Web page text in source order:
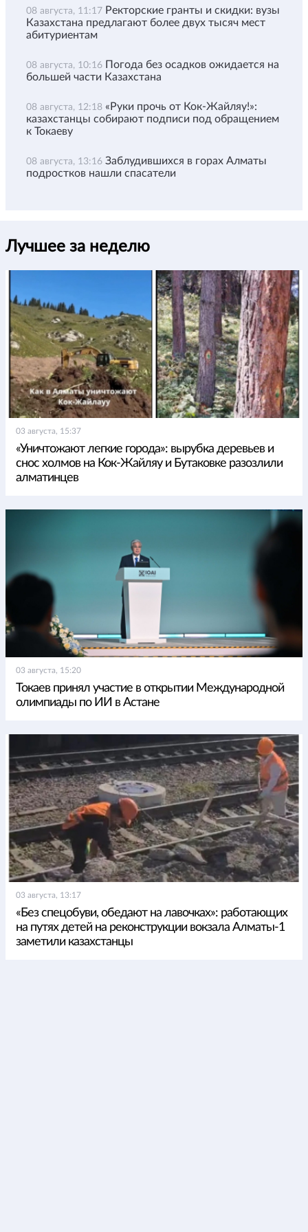
08 августа, 11:17 Ректорские гранты и скидки: вузы
Казахстана предлагают более двух тысяч мест
абитуриентам
08 августа, 10:16 Погода без осадков ожидается на
большей части Казахстана
08 августа, 12:18 «Руки прочь от Кок-Жайляу!»:
казахстанцы собирают подписи под обращением
к Токаеву
08 августа, 13:16 Заблудившихся в горах Алматы
подростков нашли спасатели
Лучшее за неделю
03 августа, 15:37
«Уничтожают легкие города»: вырубка деревьев и
снос холмов на Кок-Жайляу и Бутаковке разозлили
алматинцев
03 августа, 15:20
Токаев принял участие в открытии Международной
олимпиады по ИИ в Астане
03 августа, 13:17
«Без спецобуви, обедают на лавочках»: работающих
на путях детей на реконструкции вокзала Алматы-1
заметили казахстанцы